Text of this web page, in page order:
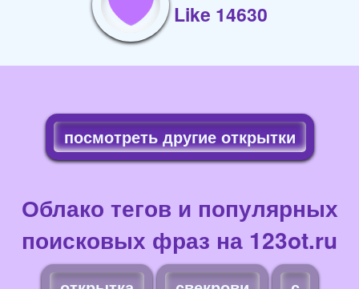
Like 14630
посмотреть другие открытки
Облако тегов и популярных
поисковых фраз на 123ot.ru